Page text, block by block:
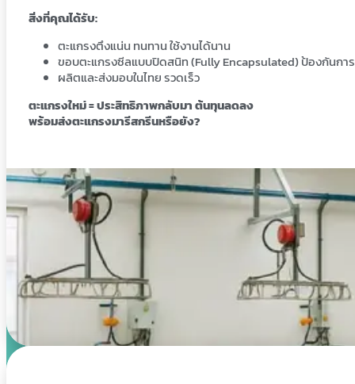
สิ่งที่คุณได้รับ:
ตะแกรงตึงแน่น ทนทาน ใช้งานได้นาน
ขอบตะแกรงซีลแบบปิดสนิท (Fully Encapsulated) ป้องกันกา
ผลิตและส่งมอบในไทย รวดเร็ว
ตะแกรงใหม่ = ประสิทธิภาพกลับมา ต้นทุนลดลง
พร้อมส่งตะแกรงมารีสกรีนหรือยัง?